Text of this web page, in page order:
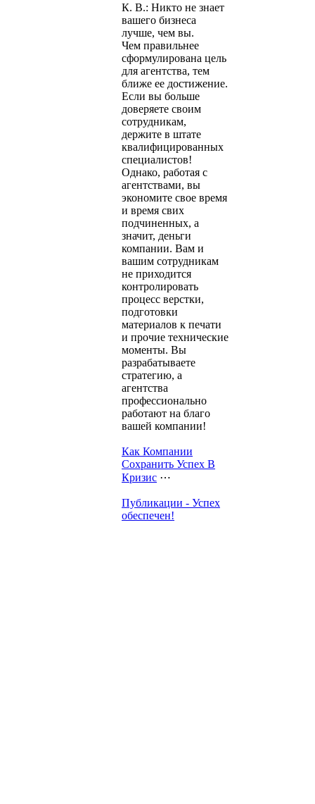
К. В.: Никто не знает
вашего бизнеса
лучше, чем вы.
Чем правильнее
сформулирована цель
для агентства, тем
ближе ее достижение.
Если вы больше
доверяете своим
сотрудникам,
держите в штате
квалифицированных
специалистов!
Однако, работая с
агентствами, вы
экономите свое время
и время свих
подчиненных, а
значит, деньги
компании. Вам и
вашим сотрудникам
не приходится
контролировать
процесс верстки,
подготовки
материалов к печати
и прочие технические
моменты. Вы
разрабатываете
стратегию, а
агентства
профессионально
работают на благо
вашей компании!
Как Компании
Сохранить Успех В
Кризис ⋯
Публикации - Успех
обеспечен!